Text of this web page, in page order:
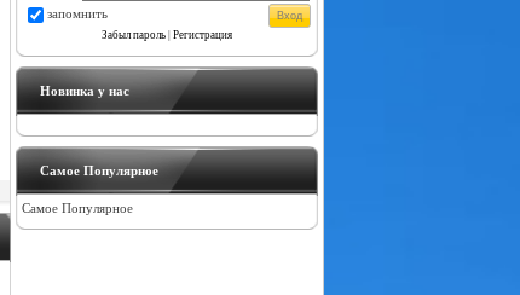
запомнить
Забыл пароль| Регистрация
Новинка у нас
Самое Популярное
Самое Популярное